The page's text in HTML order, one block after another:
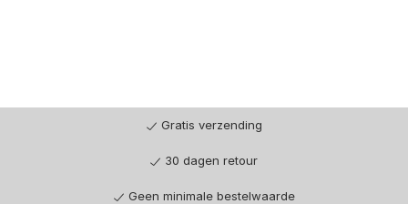
Gratis verzending
30 dagen retour
Geen minimale bestelwaarde